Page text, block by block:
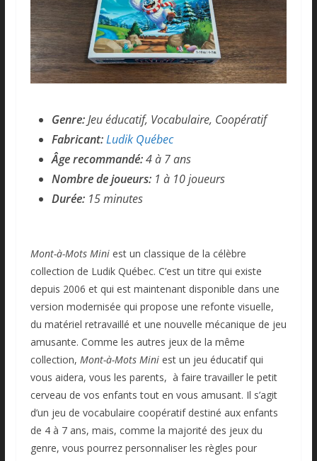
Genre:Jeu éducatif, Vocabulaire, Coopératif
Fabricant:Ludik Québec
Âge recommandé:4 à 7 ans
Nombre de joueurs:1 à 10 joueurs
Durée: 15 minutes
Mont-à-Mots Miniest un classique de la célèbre
collection de Ludik Québec. C’est un titre qui existe
depuis 2006 et qui est maintenant disponible dans une
version modernisée qui propose une refonte visuelle,
du matériel retravaillé et une nouvelle mécanique de jeu
amusante. Comme les autres jeux de la même
collection, Mont-à-Mots Miniest un jeu éducatif qui
vous aidera, vous les parents, à faire travailler le petit
cerveau de vos enfants tout en vous amusant. Il s’agit
d’un jeu de vocabulaire coopératif destiné aux enfants
de 4 à 7 ans, mais, comme la majorité des jeux du
genre, vous pourrez personnaliser les règles pour